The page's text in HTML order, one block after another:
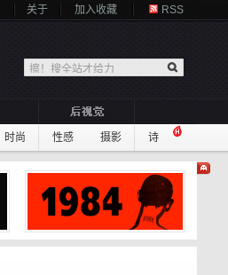
关于 加入收藏 RSS
时尚 性感 摄影 诗